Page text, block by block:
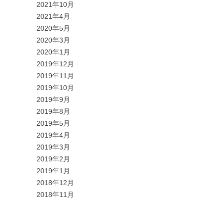
2021年10月
2021年4月
2020年5月
2020年3月
2020年1月
2019年12月
2019年11月
2019年10月
2019年9月
2019年8月
2019年5月
2019年4月
2019年3月
2019年2月
2019年1月
2018年12月
2018年11月